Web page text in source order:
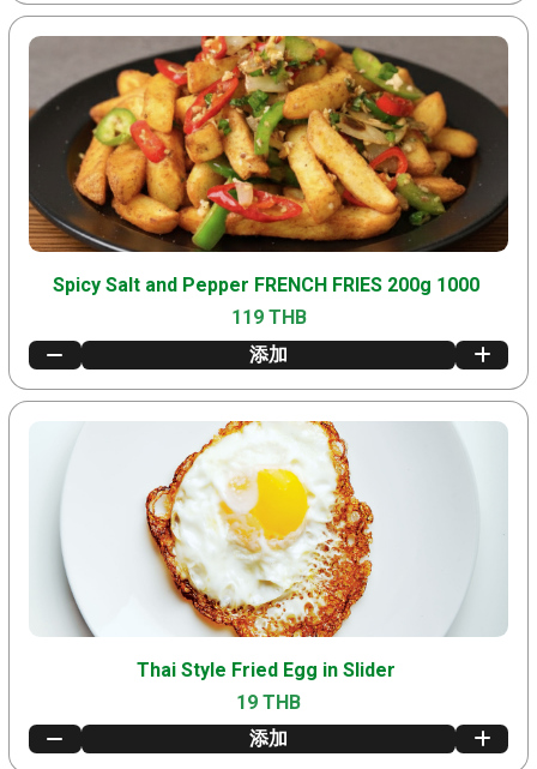
Spicy Salt and Pepper FRENCH FRIES 200g 1000
119 THB
添加
Thai Style Fried Egg in Slider
19 THB
添加